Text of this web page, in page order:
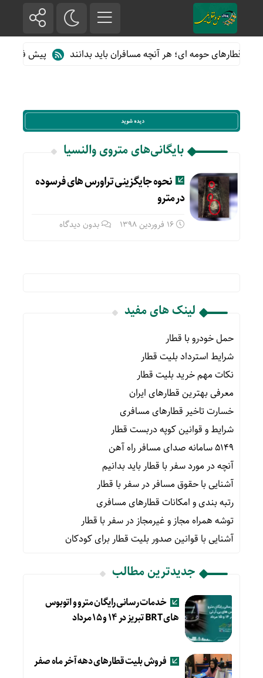
از قطارهای حومه ای؛ هر آنچه مسافران باید بدانند پیش فروش
بایگانی‌های متروی والنسیا
نحوه جایگزینی تراورس های فرسوده
در مترو
16 فروردین 1398 بدون دیدگاه
لینک های مفید
حمل خودرو با قطار
شرایط استرداد بلیت قطار
نکات مهم خرید بلیت قطار
معرفی بهترین قطارهای ایران
خسارت تاخیر قطارهای مسافری
شرایط و قوانین کوپه دربست قطار
۵۱۴۹ سامانه صدای مسافر راه آهن
آنچه در مورد سفر با قطار باید بدانیم
آشنایی با حقوق مسافر در سفر با قطار
رتبه بندی و امکانات قطارهای مسافری
توشه همراه مجاز و غیرمجاز در سفر با قطار
آشنایی با قوانین صدور بلیت قطار برای کودکان
جدیدترین مطالب
خدمات رسانی رایگان مترو و اتوبوس
های BRT تبریز در ۱۴ و ۱۵ مرداد
فروش بلیت قطارهای دهه آخر ماه صفر